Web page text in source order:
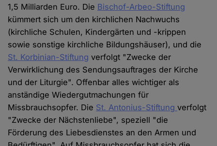
1,5 Milliarden Euro. Die Bischof-Arbeo-Stiftung
kümmert sich um den kirchlichen Nachwuchs
(kirchliche Schulen, Kindergärten und -krippen
sowie sonstige kirchliche Bildungshäuser), und die
St. Korbinian-Stiftung verfolgt "Zwecke der
Verwirklichung des Sendungsauftrages der Kirche
und der Liturgie". Offenbar alles wichtiger als
anständige Wiedergutmachungen für
Missbrauchsopfer. Die St. Antonius-Stiftungverfolgt
"Zwecke der Nächstenliebe", speziell "die
Förderung des Liebesdienstes an den Armen und